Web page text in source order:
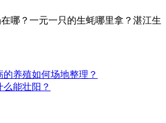
哪？一元一只的生蚝哪里拿？湛江生
的养殖如何场地整理？
么能壮阳？